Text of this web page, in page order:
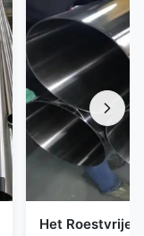
Het Roestvrije